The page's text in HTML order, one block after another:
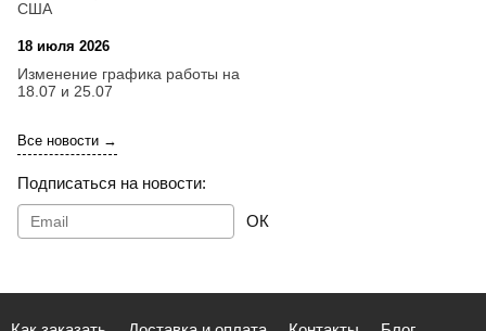
США
18 июля 2026
Изменение графика работы на
18.07 и 25.07
Все новости →
Подписаться на новости:
ОК